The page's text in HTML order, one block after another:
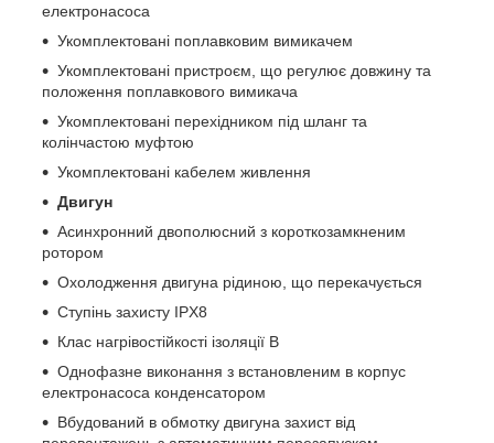
електронасоса
Укомплектовані поплавковим вимикачем
Укомплектовані пристроєм, що регулює довжину та
положення поплавкового вимикача
Укомплектовані перехідником під шланг та
колінчастою муфтою
Укомплектовані кабелем живлення
Двигун
Асинхронний двополюсний з короткозамкненим
ротором
Охолодження двигуна рідиною, що перекачується
Ступінь захисту IPX8
Клас нагрівостійкості ізоляції В
Однофазне виконання з встановленим в корпус
електронасоса конденсатором
Вбудований в обмотку двигуна захист від